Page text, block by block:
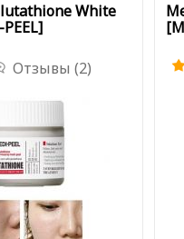
White
Отзывы (2)